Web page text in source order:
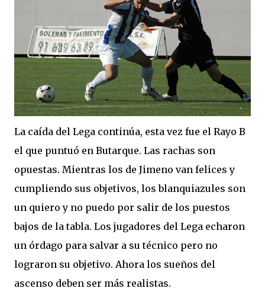
La caída del Lega continúa, esta vez fue el Rayo B
el que puntuó en Butarque. Las rachas son
opuestas. Mientras los de Jimeno van felices y
cumpliendo sus objetivos, los blanquiazules son
un quiero y no puedo por salir de los puestos
bajos de la tabla. Los jugadores del Lega echaron
un órdago para salvar a su técnico pero no
lograron su objetivo. Ahora los sueños del
ascenso deben ser más realistas.